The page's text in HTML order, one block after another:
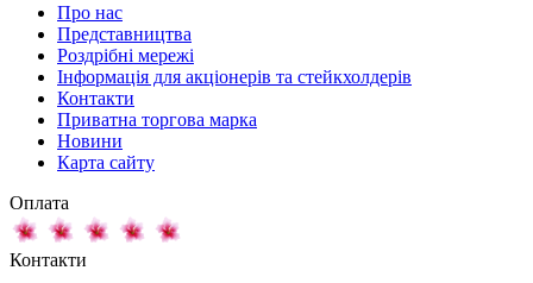
Про нас
Представництва
Роздрібні мережі
Інформація для акціонерів та стейкхолдерів
Контакти
Приватна торгова марка
Новини
Карта сайту
Оплата
Контакти